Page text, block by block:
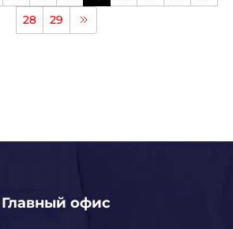
28
29
Главный офис